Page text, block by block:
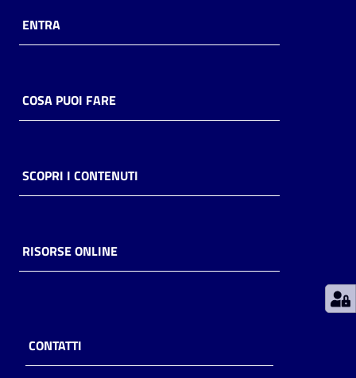
Archivio
Decentrate
lettura
ENTRA
COSA PUOI FARE
SCOPRI I CONTENUTI
RISORSE ONLINE
CONTATTI